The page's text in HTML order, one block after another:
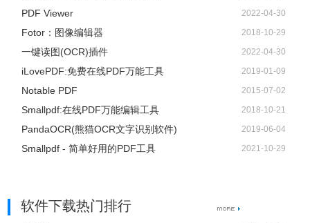
3、等待OCR文字识别；
4、待OCR文字识别完成后即可开始编辑、存档、共享；
5、保存PDF文档。
将多个PDF合并成一个PDF文档
1、顶部工具栏【页面管理】的插入功能来添加需要合并的页
面到PDF文件中”按钮，添加需要合并的页面并排列；
PDF Viewer 2022-04-30
Fotor：图像编辑器 2018-10-29
一键读图(OCR)插件 2022-04-30
iLovePDF:免费在线PDF万能工具 2019-01-09
Notable PDF 2015-07-02
Smallpdf:在线PDF万能编辑工具 2018-10-21
PandaOCR(熊猫OCR文字识别软件) 2019-06-04
Smallpdf - 简单好用的PDF工具 2021-10-29
软件下载热门排行